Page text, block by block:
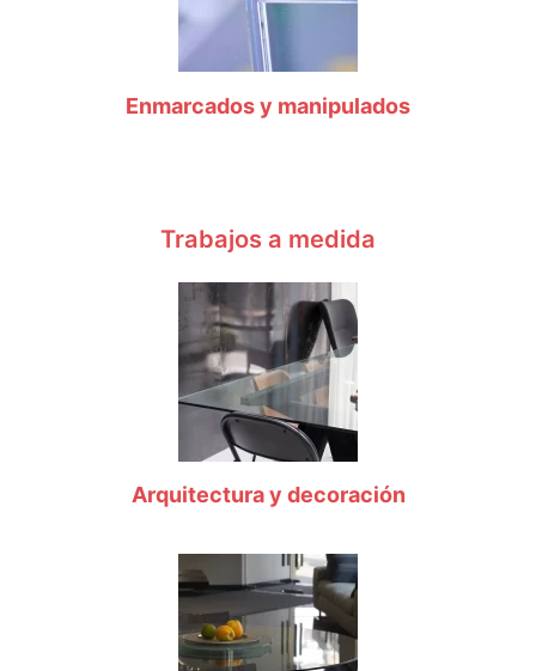
Enmarcados y manipulados
Trabajos a medida
Arquitectura y decoración